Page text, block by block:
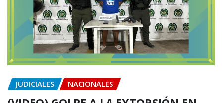
JUDICIALES NACIONALES